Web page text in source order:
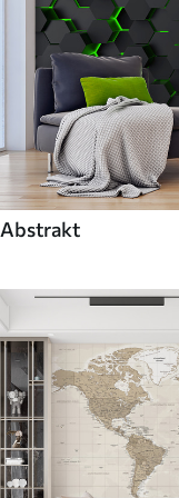
Abstrakt